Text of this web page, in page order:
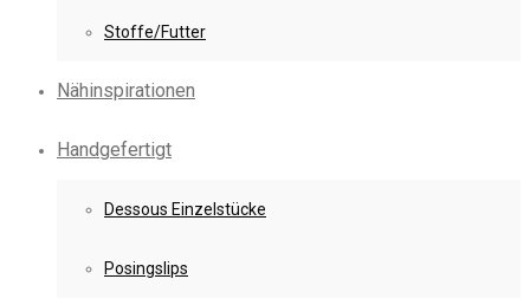
Stoffe/Futter
Nähinspirationen
Handgefertigt
Dessous Einzelstücke
Posingslips